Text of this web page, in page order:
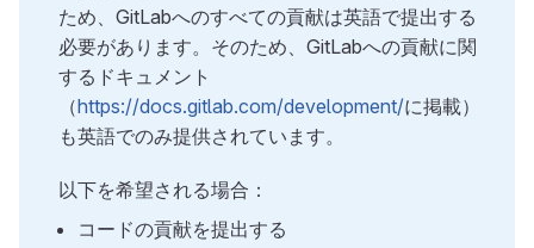
ため、GitLabへのすべての貢献は英語で提出する
必要があります。そのため、GitLabへの貢献に関
するドキュメント
（https://docs.gitlab.com/development/に掲載）
も英語でのみ提供されています。
以下を希望される場合：
コードの貢献を提出する